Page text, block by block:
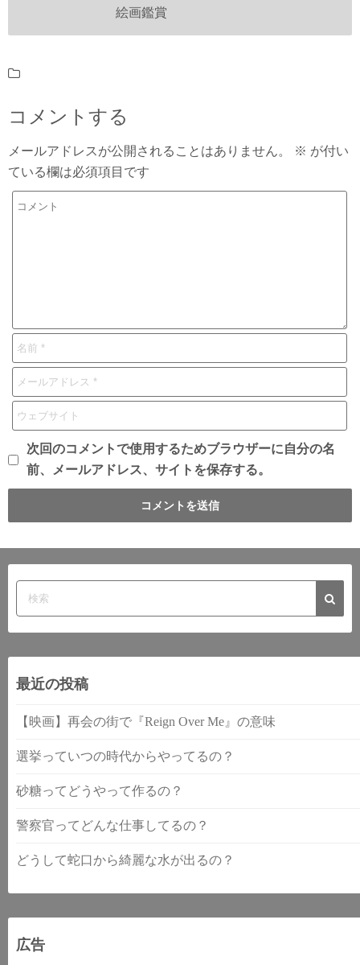
絵画鑑賞
コメントする
メールアドレスが公開されることはありません。 ※ が付い
ている欄は必須項目です
次回のコメントで使用するためブラウザーに自分の名
前、メールアドレス、サイトを保存する。
最近の投稿
【映画】再会の街で『Reign Over Me』の意味
選挙っていつの時代からやってるの？
砂糖ってどうやって作るの？
警察官ってどんな仕事してるの？
どうして蛇口から綺麗な水が出るの？
広告